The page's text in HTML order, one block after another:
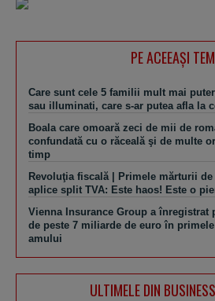
PE ACEEAŞI
Care sunt cele 5 familii mult mai
sau illuminati, care s-ar putea afla la
Boala care omoară zeci de mii de
confundată cu o răceală şi de multe
timp
Revoluţia fiscală | Primele mărturii
aplice split TVA: Este haos! Este o
Vienna Insurance Group a înregistrat
de peste 7 miliarde de euro în
amului
ULTIMELE DIN